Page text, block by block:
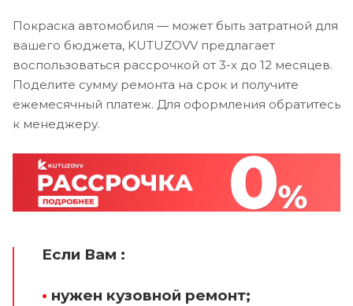
Покраска автомобиля — может быть затратной для
вашего бюджета, KUTUZOVV предлагает
воспользоваться рассрочкой от 3-х до 12 месяцев.
Поделите сумму ремонта на срок и получите
ежемесячный платеж. Для оформления обратитесь
к менеджеру.
Если Вам :
• нужен кузовной ремонт;